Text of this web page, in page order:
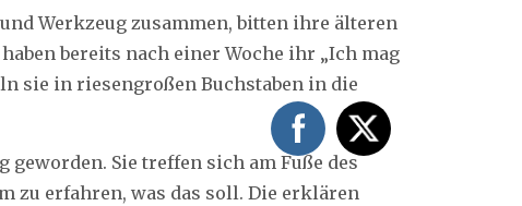
Werkzeug zusammen, bitten ihre älteren
bereits nach einer Woche ihr „Ich mag
sie in riesengroßen Buchstaben in die
Sie treffen sich am Fuße des
zu erfahren, was das soll. Die erklären